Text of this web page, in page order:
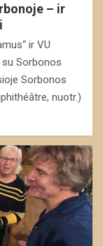
– ir
ir VU
Sorbonos
Sorbonos
nuotr.)